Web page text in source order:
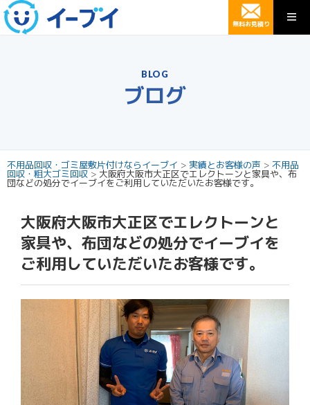
無料お見積り
BLOG
ブログ
不用品回収・ゴミ屋敷片付けならイーブイ > 実績とお客様の声 > 不用品
回収・粗大ゴミ回収 > 大阪府大阪市大正区でエレクトーンと家具や、布
団などの処分でイーブイをご利用していただいたお客様です。
大阪府大阪市大正区でエレクトーンと
家具や、布団などの処分でイーブイを
ご利用していただいたお客様です。